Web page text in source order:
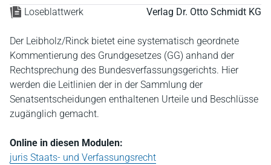
Loseblattwerk Verlag Dr. Otto Schmidt KG
Der Leibholz/Rinck bietet eine systematisch geordnete
Kommentierung des Grundgesetzes (GG) anhand der
Rechtsprechung des Bundesverfassungsgerichts. Hier
werden die Leitlinien der in der Sammlung der
Senatsentscheidungen enthaltenen Urteile und Beschlüsse
zugänglich gemacht.
Online in diesen Modulen:
juris Staats- und Verfassungsrecht